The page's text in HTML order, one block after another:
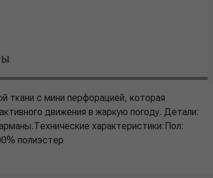
ткани с мини перфорацией, которая
движения в жаркую погоду. Детали:
характеристики:Пол:
полиэстер